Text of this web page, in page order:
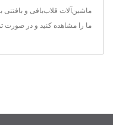
ماشین‌آلات قلاب‌بافی و بافتنی
ما را مشاهده کنید و در صورت